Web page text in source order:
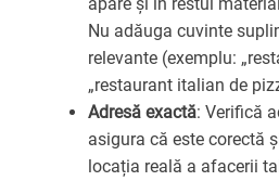
Nu adăuga cuvinte
relevante (exemplu:
„restaurant italian de
Adresă exactă: Verifică
asigura că este corectă
locația reală a afacerii